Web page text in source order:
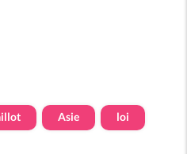
Asie loi